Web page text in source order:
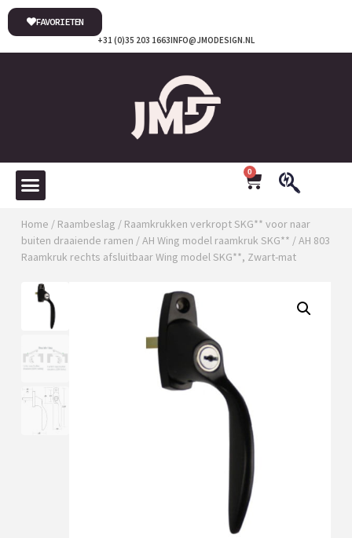
INFO@JMODESIGN.NL
+31 (0)35 203 1663
FAVORIETEN
0
Home / Raambeslag / Raamkrukken verkropt SKG** voor naar
buiten draaiende ramen /AH Wing model raamkruk SKG** / AH 803
Raamkruk rechts afsluitbaar Wing model SKG**, Zwart-mat